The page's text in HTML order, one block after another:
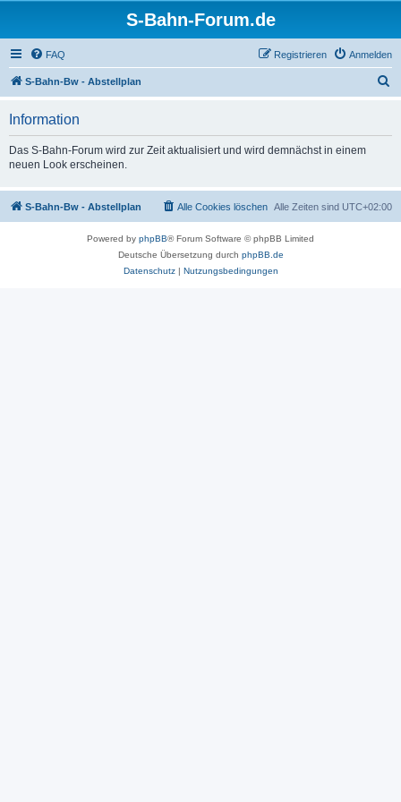
S-Bahn-Forum.de
FAQ Anmelden
Registrieren
S-Bahn-Bw - Abstellplan
Information
Das S-Bahn-Forum wird zur Zeit aktualisiert und wird demnächst in einem
neuen Look erscheinen.
S-Bahn-Bw - Abstellplan Alle Zeiten sind UTC+02:00
Alle Cookies löschen
Powered by phpBB® Forum Software © phpBB Limited
Deutsche Übersetzung durch phpBB.de
Datenschutz| Nutzungsbedingungen